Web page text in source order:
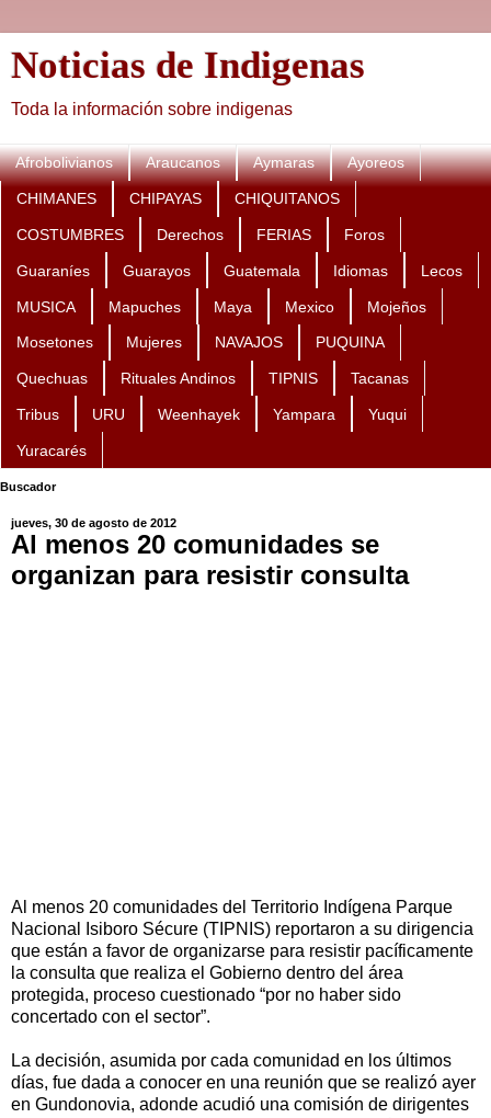
Noticias de Indigenas
Toda la información sobre indigenas
Afrobolivianos Araucanos Aymaras Ayoreos
CHIMANES CHIPAYAS CHIQUITANOS
COSTUMBRES Derechos FERIAS Foros
Guaraníes Guarayos Guatemala Idiomas Lecos
MUSICA Mapuches Maya Mexico Mojeños
Mosetones Mujeres NAVAJOS PUQUINA
Quechuas Rituales Andinos TIPNIS Tacanas
Tribus URU Weenhayek Yampara Yuqui
Yuracarés
Buscador
jueves, 30 de agosto de 2012
Al menos 20 comunidades se
organizan para resistir consulta
Al menos 20 comunidades del Territorio Indígena Parque
Nacional Isiboro Sécure (TIPNIS) reportaron a su dirigencia
que están a favor de organizarse para resistir pacíficamente
la consulta que realiza el Gobierno dentro del área
protegida, proceso cuestionado “por no haber sido
concertado con el sector”.
La decisión, asumida por cada comunidad en los últimos
días, fue dada a conocer en una reunión que se realizó ayer
en Gundonovia, adonde acudió una comisión de dirigentes